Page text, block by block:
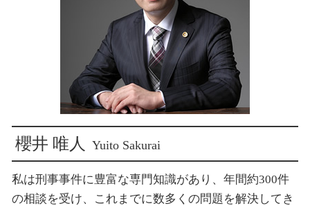
損害賠償 請求されたら
損害賠償 請求 期間
新宿 結婚詐欺
新宿 交通事故
新宿 刑事弁護
新宿 交通事故 示談金
新宿 横領 被害
櫻井 唯人 Yuito Sakurai
私は刑事事件に豊富な専門知識があり、年間約300件
の相談を受け、これまでに数多くの問題を解決してき